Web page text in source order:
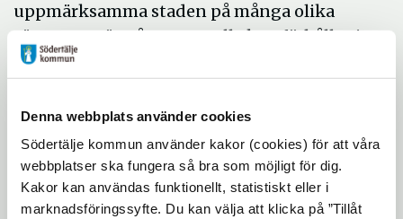
Denna webbplats använder cookies
Södertälje kommun använder kakor (cookies) för att våra
webbplatser ska fungera så bra som möjligt för dig.
Kakor kan användas funktionellt, statistiskt eller i
marknadsföringssyfte. Du kan välja att klicka på ”Tillåt
uppmärksamma staden på många olika
sätt. Konst är något som alla kan förhålla sig
till och reflektera över. Kanske kan
vardag en ny synlighet?
De medverkande är Anders Widoff,
konstnär, Karin Sjökvist Tyrefors,
projektledare och skulptör, Anna T Wolgers,